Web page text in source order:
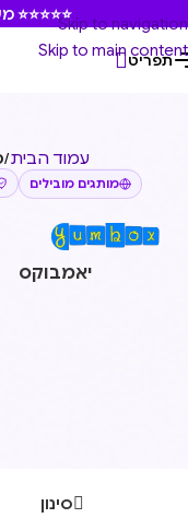
Skip to navigation
Skip to main content
⭐⭐⭐⭐⭐ מעל 12,000
תפריט
עמוד הבית/
מותגים מובילים
יאמבוקס
סינון